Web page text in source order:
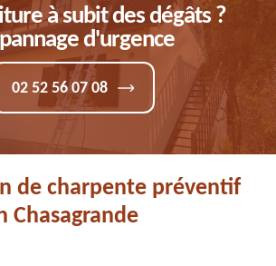
à subit des dégâts ?
d'urgence
02 52 56 07 08
de charpente préventif
Chasagrande